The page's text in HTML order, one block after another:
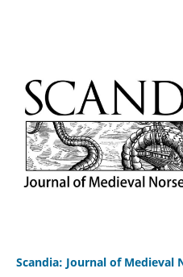
Scandia: Journal of Medieval